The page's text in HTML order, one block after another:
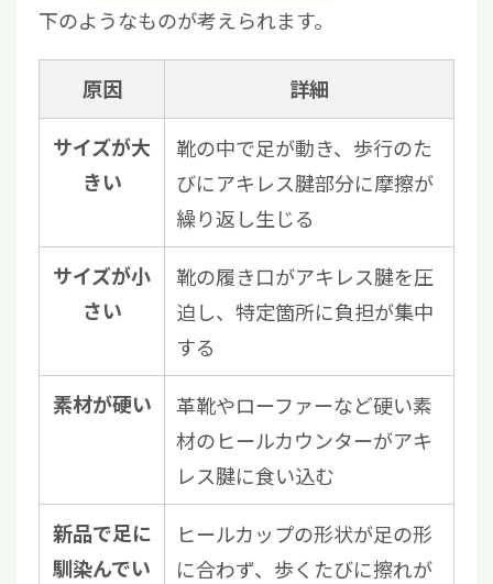
下のようなものが考えられます。
原因 詳細
サイズが大
きい
靴の中で足が動き、歩行のた
びにアキレス腱部分に摩擦が
繰り返し生じる
サイズが小
さい
靴の履き口がアキレス腱を圧
迫し、特定箇所に負担が集中
する
素材が硬い
革靴やローファーなど硬い素
材のヒールカウンターがアキ
レス腱に食い込む
新品で足に
馴染んでい
ヒールカップの形状が足の形
に合わず、歩くたびに擦れが